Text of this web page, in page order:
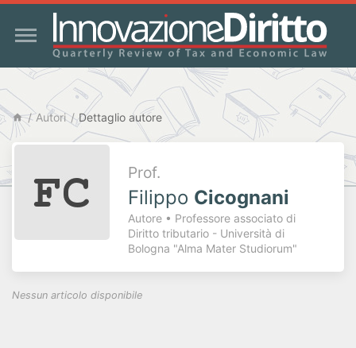
Autori Dettaglio autore
Prof.
Filippo Cicognani
Autore • Professore associato di
Diritto tributario - Università di
Bologna "Alma Mater Studiorum"
Nessun articolo disponibile